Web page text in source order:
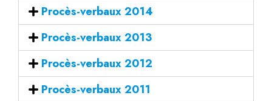
Procès-verbaux 2014
Procès-verbaux 2013
Procès-verbaux 2012
Procès-verbaux 2011